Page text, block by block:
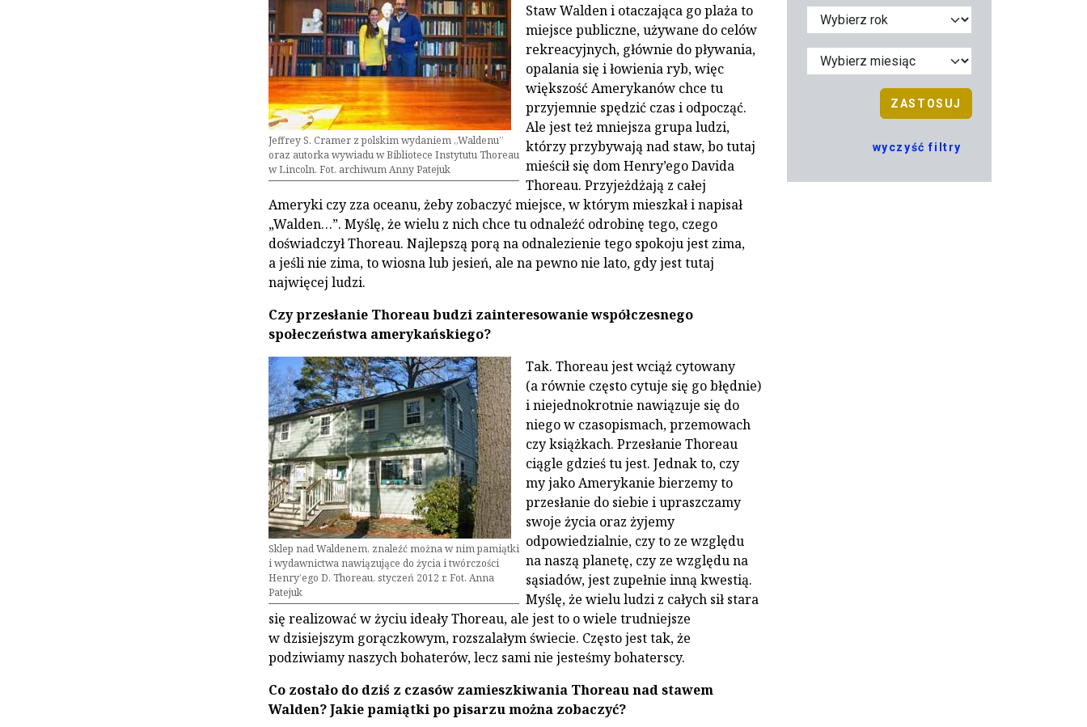
Jeffrey S. Cramer z polskim wydaniem „Waldenu”
oraz autorka wywiadu w Bibliotece Instytutu Thoreau
w Lincoln. Fot. archiwum Anny Patejuk
Staw Walden i otaczająca go plaża to
miejsce publiczne, używane do celów
rekreacyjnych, głównie do pływania,
opalania się i łowienia ryb, więc
większość Amerykanów chce tu
przyjemnie spędzić czas i odpocząć.
Ale jest też mniejsza grupa ludzi,
którzy przybywają nad staw, bo tutaj
mieścił się dom Henry’ego Davida
Thoreau. Przyjeżdżają z całej
Ameryki czy zza oceanu, żeby zobaczyć miejsce, w którym mieszkał i napisał
„Walden…”. Myślę, że wielu z nich chce tu odnaleźć odrobinę tego, czego
doświadczył Thoreau. Najlepszą porą na odnalezienie tego spokoju jest zima,
a jeśli nie zima, to wiosna lub jesień, ale na pewno nie lato, gdy jest tutaj
najwięcej ludzi.
Czy przesłanie Thoreau budzi zainteresowanie współczesnego
społeczeństwa amerykańskiego?
Sklep nad Waldenem, znaleźć można w nim pamiątki
i wydawnictwa nawiązujące do życia i twórczości
Henry’ego D. Thoreau, styczeń 2012 r. Fot. Anna
Patejuk
Tak. Thoreau jest wciąż cytowany
(a równie często cytuje się go błędnie)
i niejednokrotnie nawiązuje się do
niego w czasopismach, przemowach
czy książkach. Przesłanie Thoreau
ciągle gdzieś tu jest. Jednak to, czy
my jako Amerykanie bierzemy to
przesłanie do siebie i upraszczamy
swoje życia oraz żyjemy
odpowiedzialnie, czy to ze względu
na naszą planetę, czy ze względu na
sąsiadów, jest zupełnie inną kwestią.
Myślę, że wielu ludzi z całych sił stara
się realizować w życiu ideały Thoreau, ale jest to o wiele trudniejsze
w dzisiejszym gorączkowym, rozszalałym świecie. Często jest tak, że
podziwiamy naszych bohaterów, lecz sami nie jesteśmy bohaterscy.
Co zostało do dziś z czasów zamieszkiwania Thoreau nad stawem
Walden? Jakie pamiątki po pisarzu można zobaczyć?
ZASTOSUJ
wyczyść filtry